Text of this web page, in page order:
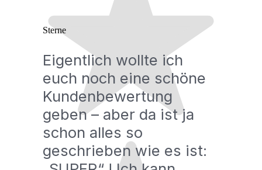
Sterne
Eigentlich wollte ich
euch noch eine schöne
Kundenbewertung
geben – aber da ist ja
schon alles so
geschrieben wie es ist: